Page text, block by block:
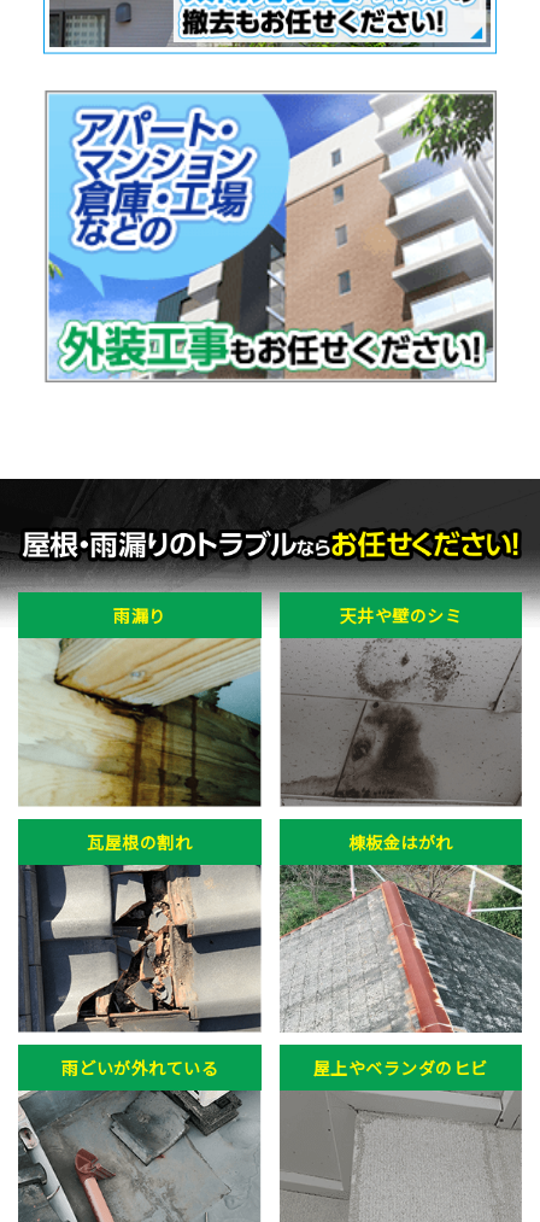
雨漏り 天井や壁のシミ
瓦屋根の割れ 棟板金はがれ
雨どいが外れている 屋上やベランダのヒビ